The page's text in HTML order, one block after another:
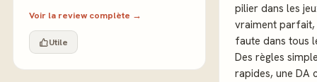
Voir la review complète →
Utile
pilier dans les
vraiment parfait,
faute dans tous
Des règles
rapides, une DA